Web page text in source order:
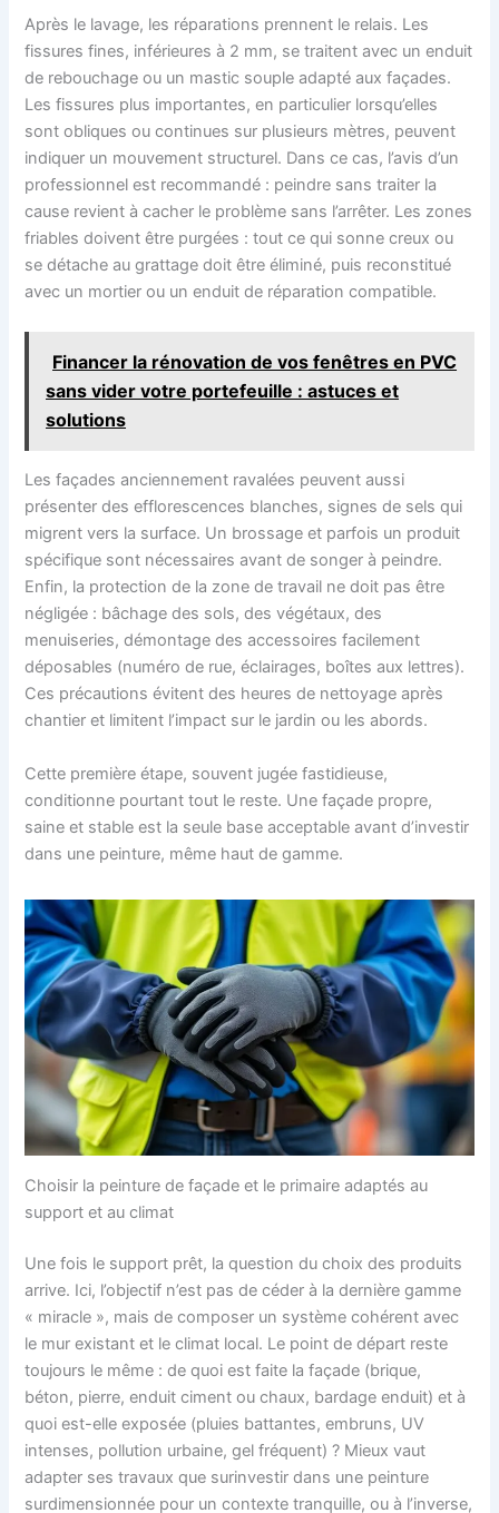
Après le lavage, les réparations prennent le relais. Les
fissures fines, inférieures à 2 mm, se traitent avec un enduit
de rebouchage ou un mastic souple adapté aux façades.
Les fissures plus importantes, en particulier lorsqu’elles
sont obliques ou continues sur plusieurs mètres, peuvent
indiquer un mouvement structurel. Dans ce cas, l’avis d’un
professionnel est recommandé : peindre sans traiter la
cause revient à cacher le problème sans l’arrêter. Les zones
friables doivent être purgées : tout ce qui sonne creux ou
se détache au grattage doit être éliminé, puis reconstitué
avec un mortier ou un enduit de réparation compatible.
Financer la rénovation de vos fenêtres en PVC
sans vider votre portefeuille : astuces et
solutions
Les façades anciennement ravalées peuvent aussi
présenter des efflorescences blanches, signes de sels qui
migrent vers la surface. Un brossage et parfois un produit
spécifique sont nécessaires avant de songer à peindre.
Enfin, la protection de la zone de travail ne doit pas être
négligée : bâchage des sols, des végétaux, des
menuiseries, démontage des accessoires facilement
déposables (numéro de rue, éclairages, boîtes aux lettres).
Ces précautions évitent des heures de nettoyage après
chantier et limitent l’impact sur le jardin ou les abords.
Cette première étape, souvent jugée fastidieuse,
conditionne pourtant tout le reste. Une façade propre,
saine et stable est la seule base acceptable avant d’investir
dans une peinture, même haut de gamme.
Choisir la peinture de façade et le primaire adaptés au
support et au climat
Une fois le support prêt, la question du choix des produits
arrive. Ici, l’objectif n’est pas de céder à la dernière gamme
« miracle », mais de composer un système cohérent avec
le mur existant et le climat local. Le point de départ reste
toujours le même : de quoi est faite la façade (brique,
béton, pierre, enduit ciment ou chaux, bardage enduit) et à
quoi est-elle exposée (pluies battantes, embruns, UV
intenses, pollution urbaine, gel fréquent) ? Mieux vaut
adapter ses travaux que surinvestir dans une peinture
surdimensionnée pour un contexte tranquille, ou à l’inverse,